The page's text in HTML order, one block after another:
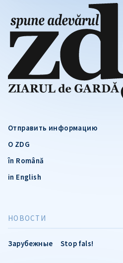
Отправить информацию
О ZDG
în Română
in English
НОВОСТИ
Зарубежные Stop fals!